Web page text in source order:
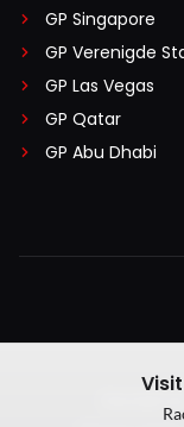
GP Singapore
GP Verenigde
GP Las Vegas
GP Qatar
GP Abu Dhabi